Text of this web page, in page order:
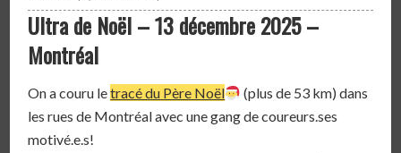
Ultra de Noël –13 décembre 2025 –
Montréal
On a couru letracé du Père Noël
(plus de 53 km) dans
les rues de Montréal avec une gang de coureurs.ses
motivé.e.s!